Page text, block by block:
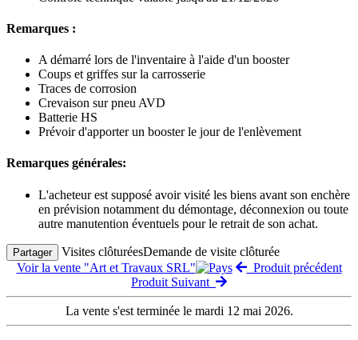
Remarques :
A démarré lors de l'inventaire à l'aide d'un booster
Coups et griffes sur la carrosserie
Traces de corrosion
Crevaison sur pneu AVD
Batterie HS
Prévoir d'apporter un booster le jour de l'enlèvement
Remarques générales:
L'acheteur est supposé avoir visité les biens avant son enchère
en prévision notamment du démontage, déconnexion ou toute
autre manutention éventuels pour le retrait de son achat.
Partager Visites clôturéesDemande de visite clôturée
Voir la vente "Art et Travaux SRL"
Produit précédent
Produit Suivant
La vente s'est terminée le mardi 12 mai 2026.